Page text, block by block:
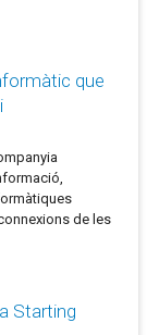
que
de les
Starting